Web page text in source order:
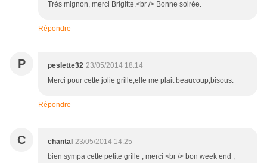
Très mignon, merci Brigitte.<br /> Bonne soirée.
Répondre
P peslette32 23/05/2014 18:14
Merci pour cette jolie grille,elle me plait beaucoup,bisous.
Répondre
C chantal 23/05/2014 14:25
bien sympa cette petite grille , merci <br /> bon week end ,